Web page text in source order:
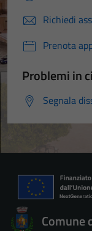
Richiedi
Prenota
Problemi in
Segnala
Comune